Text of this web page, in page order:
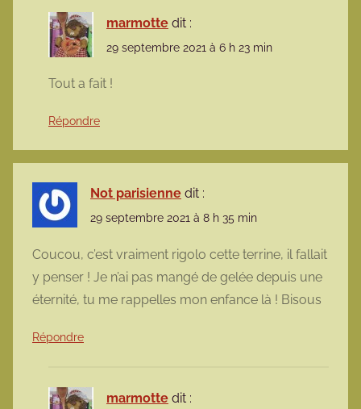
marmotte dit :
29 septembre 2021 à 6 h 23 min
Tout a fait !
Répondre
Not parisienne dit :
29 septembre 2021 à 8 h 35 min
Coucou, c’est vraiment rigolo cette terrine, il fallait
y penser ! Je n’ai pas mangé de gelée depuis une
éternité, tu me rappelles mon enfance là ! Bisous
Répondre
marmotte dit :